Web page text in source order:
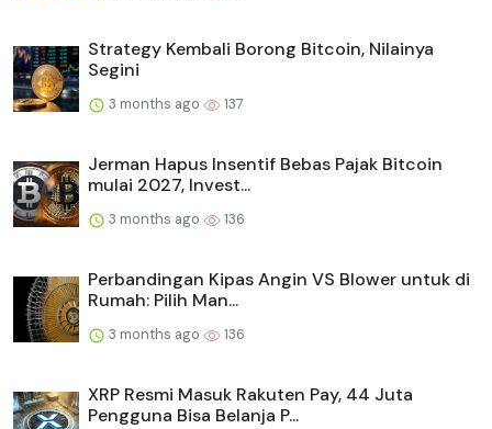
Strategy Kembali Borong Bitcoin, Nilainya
Segini
3 months ago 137
Jerman Hapus Insentif Bebas Pajak Bitcoin
mulai 2027, Invest...
3 months ago 136
Perbandingan Kipas Angin VS Blower untuk di
Rumah: Pilih Man...
3 months ago 136
XRP Resmi Masuk Rakuten Pay, 44 Juta
Pengguna Bisa Belanja P...